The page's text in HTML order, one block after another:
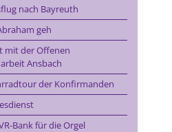
nach Bayreuth
geh
mit der Offenen
Ansbach
der Konfirmanden
Bank für die Orgel